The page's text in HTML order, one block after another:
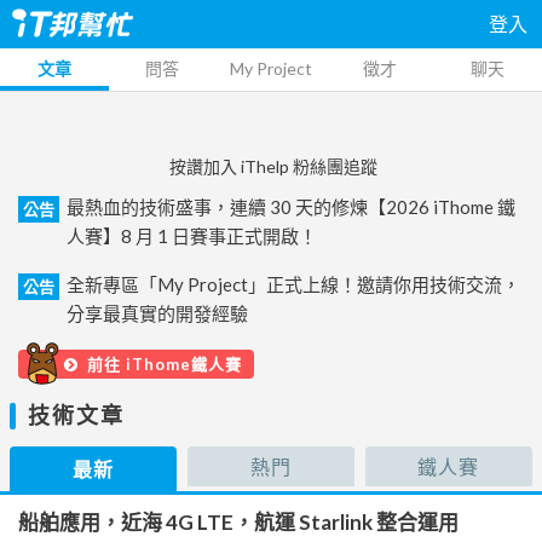
登入
文章 問答 My Project 徵才 聊天
按讚加入 iThelp 粉絲團追蹤
公告
最熱血的技術盛事，連續 30 天的修煉【2026 iThome 鐵
人賽】8 月 1 日賽事正式開啟！
公告
全新專區「My Project」正式上線！邀請你用技術交流，
分享最真實的開發經驗
前往 iThome鐵人賽
技術文章
最新 熱門 鐵人賽
船舶應用，近海 4G LTE，航運 Starlink 整合運用